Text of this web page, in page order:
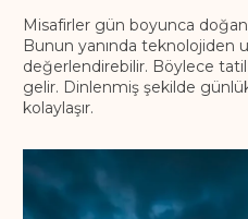
Misafirler gün boyunca
Bunun yanında teknolojiden
değerlendirebilir. Böylece
gelir. Dinlenmiş şekilde
kolaylaşır.